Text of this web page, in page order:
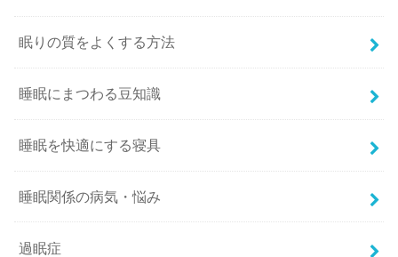
眠りの質をよくする方法
睡眠にまつわる豆知識
睡眠を快適にする寝具
睡眠関係の病気・悩み
過眠症